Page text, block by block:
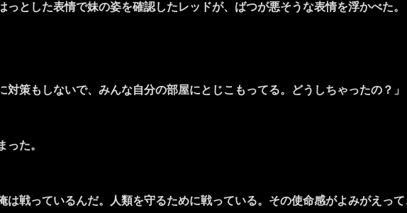
とした表情で妹の姿を確認したレッドが、ばつが悪そうな表情を浮かべた。
策もしないで、みんな自分の部屋にとじこもってる。どうしちゃったの？」
た。
戦っているんだ。人類を守るために戦っている。その使命感がよみがえって